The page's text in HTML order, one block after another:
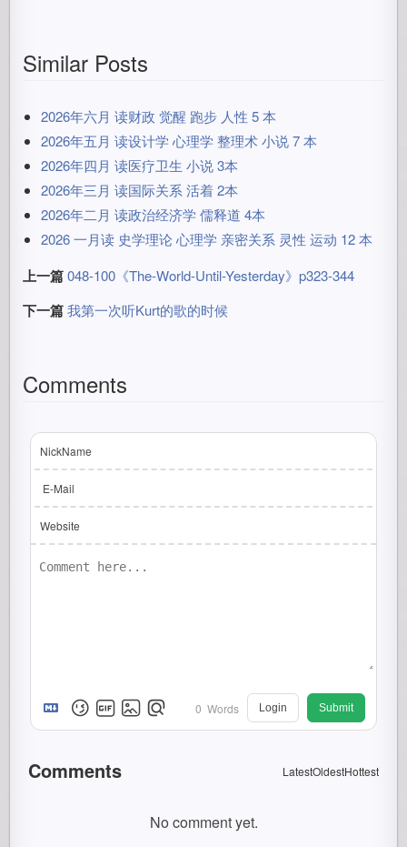
Similar Posts
2026年六月 读财政 觉醒 跑步 人性 5 本
2026年五月 读设计学 心理学 整理术 小说 7 本
2026年四月 读医疗卫生 小说 3本
2026年三月 读国际关系 活着 2本
2026年二月 读政治经济学 儒释道 4本
2026 一月读 史学理论 心理学 亲密关系 灵性 运动 12 本
上一篇 048-100《The-World-Until-Yesterday》p323-344
下一篇 我第一次听Kurt的歌的时候
Comments
NickName
E-Mail
Website
0 Words Login Submit
Comments LatestOldestHottest
No comment yet.